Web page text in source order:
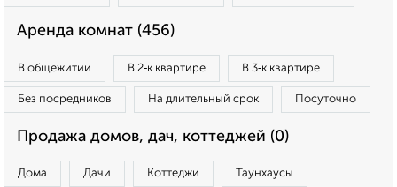
Аренда комнат (456)
В общежитии В 2‑к квартире В 3‑к квартире
Без посредников На длительный срок Посуточно
Продажа домов, дач, коттеджей (0)
Дома Дачи Коттеджи Таунхаусы